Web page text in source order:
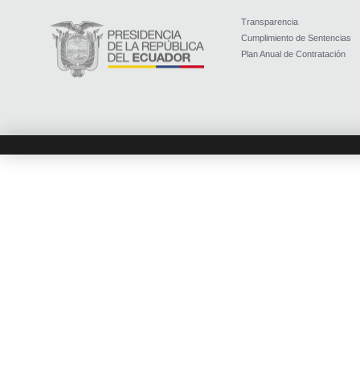
Transparencia
Cumplimiento de Sentencias
Plan Anual de Contratación